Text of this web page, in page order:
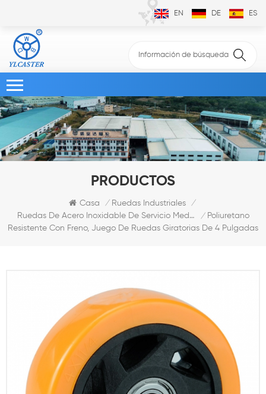
EN DE ES
PRODUCTOS
Casa / Ruedas Industriales /
Ruedas De Acero Inoxidable De Servicio Mediano /
Poliuretano
Resistente Con Freno, Juego De Ruedas Giratorias De 4 Pulgadas